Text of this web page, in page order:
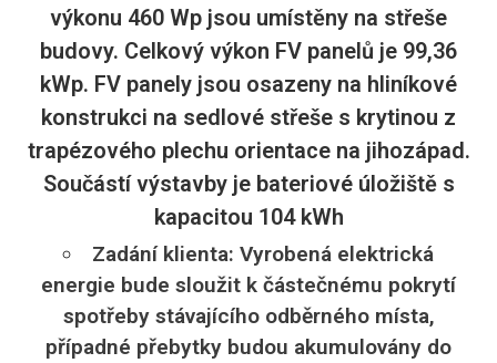
výkonu 460 Wp jsou umístěny na střeše
budovy. Celkový výkon FV panelů je 99,36
kWp. FV panely jsou osazeny na hliníkové
konstrukci na sedlové střeše s krytinou z
trapézového plechu orientace na jihozápad.
Součástí výstavby je bateriové úložiště s
kapacitou 104 kWh
Zadání klienta: Vyrobená elektrická
energie bude sloužit k částečnému pokrytí
spotřeby stávajícího odběrného místa,
případné přebytky budou akumulovány do